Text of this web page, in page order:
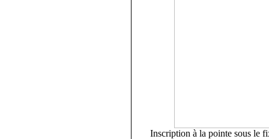
Inscription à la pointe sous le